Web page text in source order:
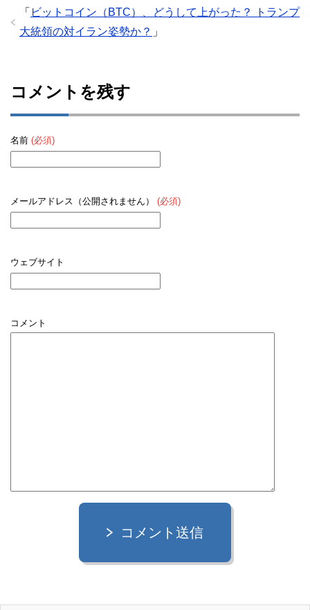
「 ビットコイン（BTC）、どうして上がった？ トランプ
大統領の対イラン姿勢か？ 」
コメントを残す
名前 (必須)
メールアドレス（公開されません） (必須)
ウェブサイト
コメント
コメント送信